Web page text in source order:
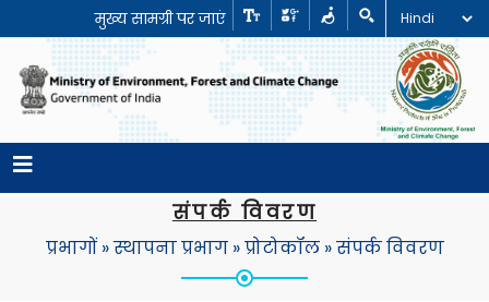
मुख्य सामग्री पर जाएं
संपर्क विवरण
प्रभागों»स्थापना प्रभाग»प्रोटोकॉल»संपर्क विवरण